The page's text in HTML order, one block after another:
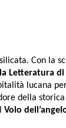
Con la
Letteratura di
lucana
della storica
Volo